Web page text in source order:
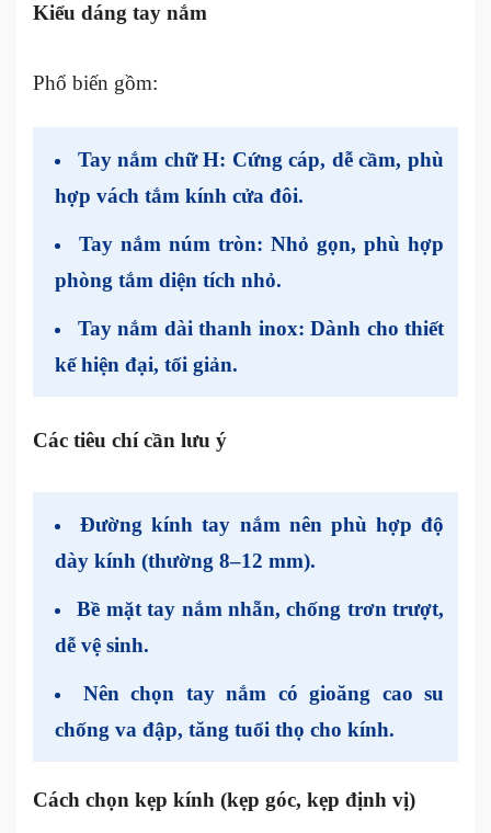
Kiểu dáng tay nắm
Phổ biến gồm:
Tay nắm chữ H: Cứng cáp, dễ cầm, phù
hợp vách tắm kính cửa đôi.
Tay nắm núm tròn: Nhỏ gọn, phù hợp
phòng tắm diện tích nhỏ.
Tay nắm dài thanh inox: Dành cho thiết
kế hiện đại, tối giản.
Các tiêu chí cần lưu ý
Đường kính tay nắm nên phù hợp độ
dày kính (thường 8–12 mm).
Bề mặt tay nắm nhẵn, chống trơn trượt,
dễ vệ sinh.
Nên chọn tay nắm có gioăng cao su
chống va đập, tăng tuổi thọ cho kính.
Cách chọn kẹp kính (kẹp góc, kẹp định vị)